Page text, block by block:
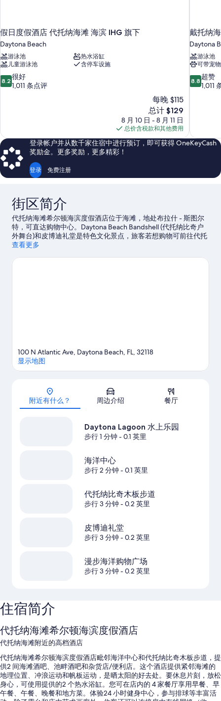
假日度假酒店 代托纳海滩 海滨 IHG 旗下
Daytona Beach
游泳池
热水浴缸
儿童游泳池
含停车设施
8.2
分，
1,011
条
点
评
8.2 很好
1,011 条点评
每晚 $115
新
价
格
$129
总计 $129
8 月 10 日 - 8 月 11 日
总价含税款和其他费用
戴托纳
Daytona
游泳池
可带宠物
8.8
分，
1,011
条
8.8 超赞
1,011
登录帐户并从数千家住宿中进行预订，即可获得 OneKeyCash
奖励金。更多奖励，更多精彩！
登录 免费注册
街区简介
代托纳海滩希尔顿海滨度假酒店位于海滩，地处布拉什 - 斯图尔
特，可直达购物中心。Daytona Beach Bandshell (代托纳比奇户
外舞台)和皮博迪礼堂是特色文化景点，旅客若想购物可前往代托
纳比奇木板步道和漫步海洋购物广场。在代托纳国际赛道参加一
Lagoon 水上乐园。您可选择划皮艇和水肺潜水，抓紧上佳机会外
查看更多
地图
100 N Atlantic Ave, Daytona Beach, FL, 32118
显示地图
附近有什么？ 周边介绍 餐厅
Daytona Lagoon 水上乐园
步行 1 分钟- 0.1 英里
海洋中心
步行 2 分钟- 0.1 英里
代托纳比奇木板步道
步行 3 分钟- 0.2 英里
皮博迪礼堂
步行 3 分钟- 0.2 英里
漫步海洋购物广场
步行 3 分钟- 0.2 英里
住宿简介
代托纳海滩希尔顿海滨度假酒店
代托纳海滩附近的高档酒店
代托纳海滩希尔顿海滨度假酒店毗邻海洋中心和代托纳比奇木板步道，提
供2 间海滩酒吧、池畔酒吧和杂货店/便利店。这个酒店提供紧邻海滩的
地理位置、冲浪运动和帆板运动，是晒太阳的好去处。要休息片刻，放松
身心，可使用提供的2 个热水浴缸。您可在店内的 4 家餐厅享用早餐、早
午餐、午餐、晚餐和地方菜。体验24 小时健身中心，参与排球等丰富活